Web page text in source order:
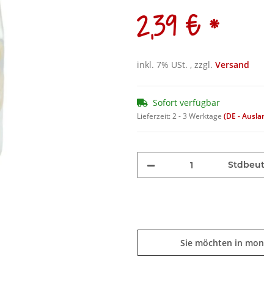
2,39 €*
inkl. 7% USt. , zzgl. Versand
Sofort verfügbar
Lieferzeit:2 - 3 Werktage (DE -
Sie möchten in